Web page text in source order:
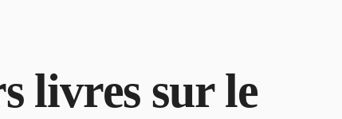
livres sur le